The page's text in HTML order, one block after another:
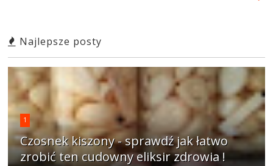
Najlepsze posty
1
Czosnek kiszony - sprawdź jak łatwo
zrobić ten cudowny eliksir zdrowia !